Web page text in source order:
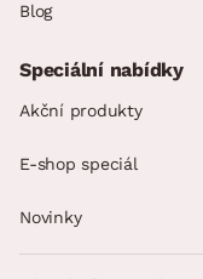
Blog
Speciální nabídky
Akční produkty
E-shop speciál
Novinky